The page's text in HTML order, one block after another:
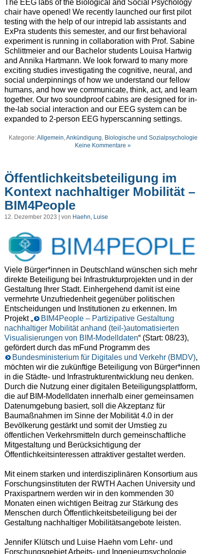
The EEG labs of the Biological and Social Psychology
chair have opened! We recently launched our first pilot
testing with the help of our intrepid lab assistants and
ExPra students this semester, and our first behavioral
experiment is running in collaboration with Prof. Sabine
Schlittmeier and our Bachelor students Louisa Hartwig
and Annika Hartmann. We look forward to many more
exciting studies investigating the cognitive, neural, and
social underpinnings of how we understand our fellow
humans, and how we communicate, think, act, and learn
together. Our two soundproof cabins are designed for in-
the-lab social interaction and our EEG system can be
expanded to 2-person EEG hyperscanning settings.
Kategorie:Allgemein Ankündigung Biologische und Sozialpsychologie
Keine Kommentare »
Öffentlichkeitsbeteiligung im
Kontext nachhaltiger Mobilität –
BIM4People
12. Dezember 2023 | von Haehn, Luise
Viele Bürger*innen in Deutschland wünschen sich mehr
direkte Beteiligung bei Infrastrukturprojekten und in der
Gestaltung Ihrer Stadt. Einhergehend damit ist eine
vermehrte Unzufriedenheit gegenüber politischen
Entscheidungen und Institutionen zu erkennen. Im
Projekt „
BIM4People – Partizipative Gestaltung
nachhaltiger Mobilität anhand (teil-)automatisierten
Visualisierungen von BIM-Modelldaten“ (Start: 08/23),
gefördert durch das mFund Programm des
Bundesministerium für Digitales und Verkehr (BMDV),
möchten wir die zukünftige Beteiligung von Bürger*innen
in die Städte- und Infrastrukturentwicklung neu denken.
Durch die Nutzung einer digitalen Beteiligungsplattform,
die auf BIM-Modelldaten innerhalb einer gemeinsamen
Datenumgebung basiert, soll die Akzeptanz für
Baumaßnahmen im Sinne der Mobilität 4.0 in der
Bevölkerung gestärkt und somit der Umstieg zu
öffentlichen Verkehrsmitteln durch gemeinschaftliche
Mitgestaltung und Berücksichtigung der
Öffentlichkeitsinteressen attraktiver gestaltet werden.
Mit einem starken und interdisziplinären Konsortium aus
Forschungsinstituten der RWTH Aachen University und
Praxispartnern werden wir in den kommenden 30
Monaten einen wichtigen Beitrag zur Stärkung des
Menschen durch Öffentlichkeitsbeteiligung bei der
Gestaltung nachhaltiger Mobilitätsangebote leisten.
Jennifer Klütsch und Luise Haehn vom Lehr- und
Forschungsgebiet Arbeits- und Ingenieurpsychologie